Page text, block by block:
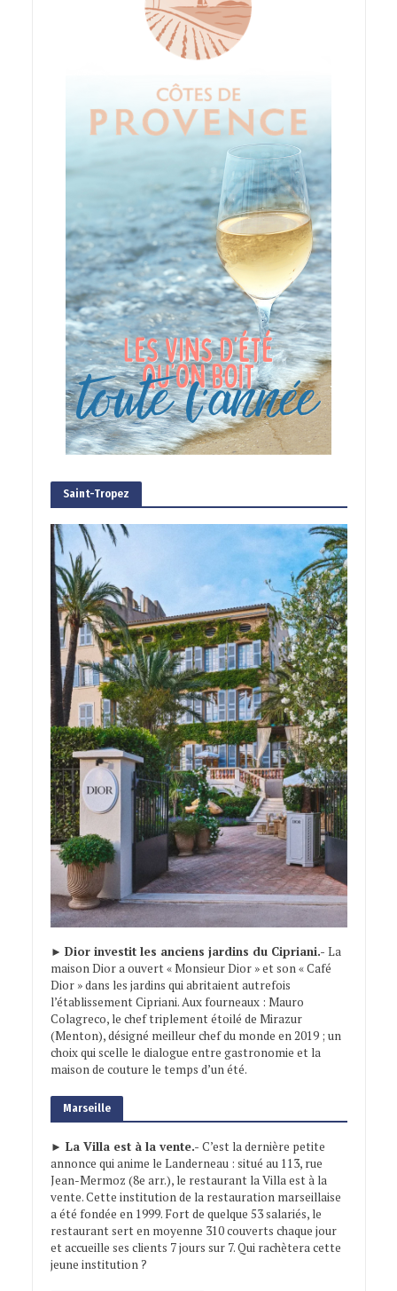
Saint-Tropez
► Dior investit les anciens jardins du Cipriani.- La
maison Dior a ouvert « Monsieur Dior » et son « Café
Dior » dans les jardins qui abritaient autrefois
l’établissement Cipriani. Aux fourneaux : Mauro
Colagreco, le chef triplement étoilé de Mirazur
(Menton), désigné meilleur chef du monde en 2019 ; un
choix qui scelle le dialogue entre gastronomie et la
maison de couture le temps d’un été.
Marseille
► La Villa est à la vente.- C’est la dernière petite
annonce qui anime le Landerneau : situé au 113, rue
Jean-Mermoz (8e arr.), le restaurant la Villa est à la
vente. Cette institution de la restauration marseillaise
a été fondée en 1999. Fort de quelque 53 salariés, le
restaurant sert en moyenne 310 couverts chaque jour
et accueille ses clients 7 jours sur 7. Qui rachètera cette
jeune institution ?